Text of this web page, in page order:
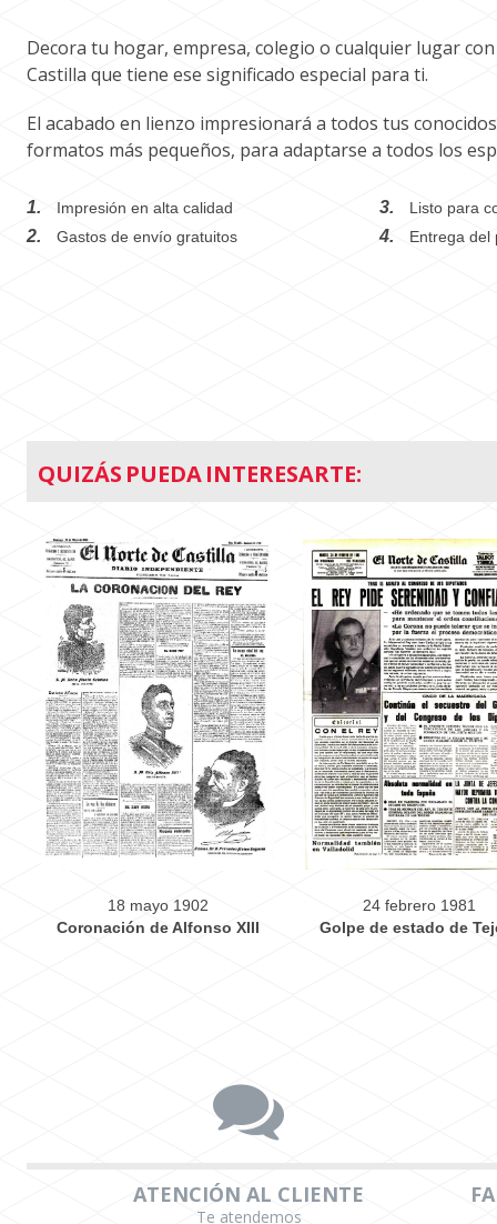
Decora tu hogar, empresa, colegio o cualquier lugar
Castilla que tiene ese significado especial para ti.
El acabado en lienzo impresionará a todos tus
formatos más pequeños, para adaptarse a todos los
1. Impresión en alta calidad 3. Listo para
2. Gastos de envío gratuitos 4. Entrega del
QUIZÁS PUEDA INTERESARTE:
18 mayo 1902
Coronación de Alfonso XIII
24 febrero 1981
Golpe de estado de
ATENCIÓN AL CLIENTE
Te atendemos